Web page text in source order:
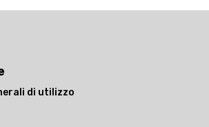
di utilizzo